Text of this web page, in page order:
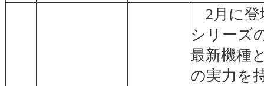
2月に登
シリーズ
最新機種
の実力を